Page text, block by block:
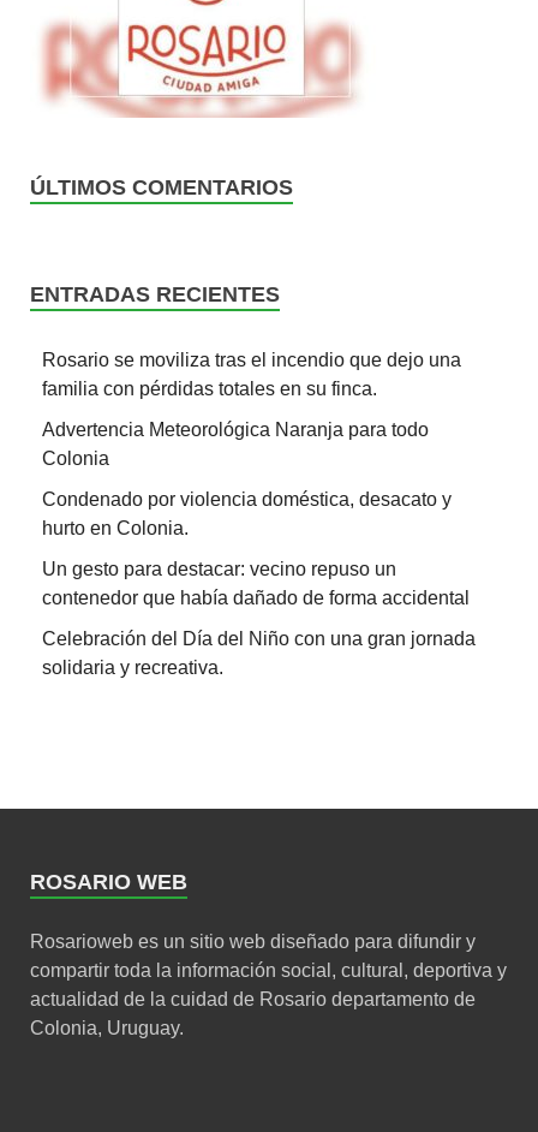
ÚLTIMOS COMENTARIOS
ENTRADAS RECIENTES
Rosario se moviliza tras el incendio que dejo una
familia con pérdidas totales en su finca.
Advertencia Meteorológica Naranja para todo
Colonia
Condenado por violencia doméstica, desacato y
hurto en Colonia.
Un gesto para destacar: vecino repuso un
contenedor que había dañado de forma accidental
Celebración del Día del Niño con una gran jornada
solidaria y recreativa.
ROSARIO WEB
Rosarioweb es un sitio web diseñado para difundir y
compartir toda la información social, cultural, deportiva y
actualidad de la cuidad de Rosario departamento de
Colonia, Uruguay.